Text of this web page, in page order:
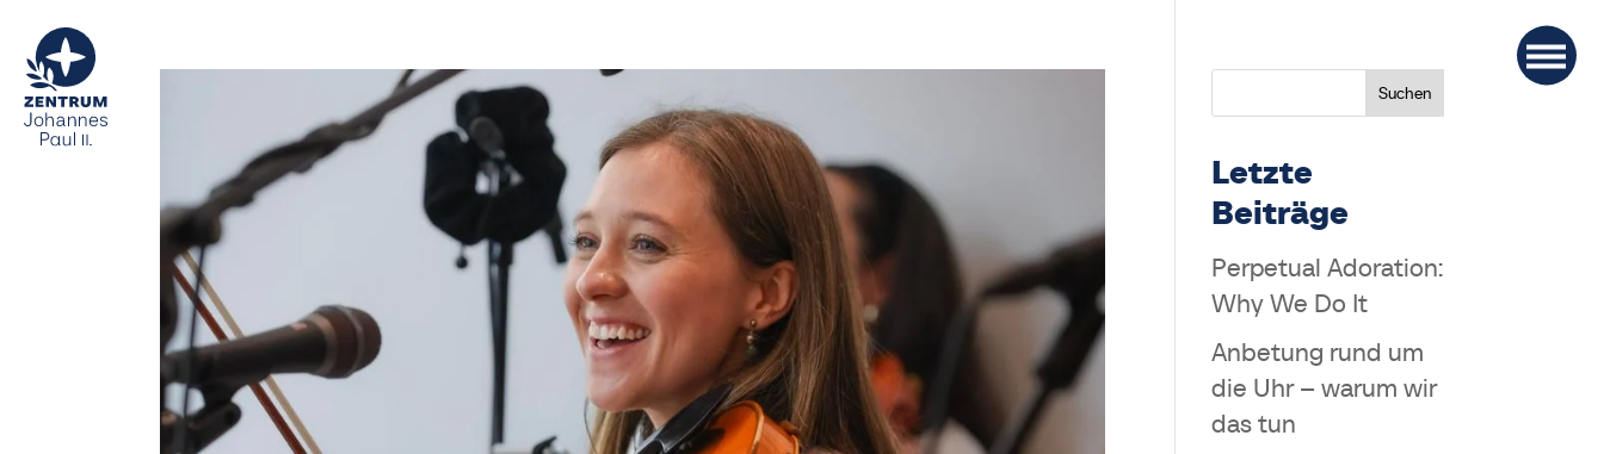
Suchen
Letzte
Beiträge
Perpetual Adoration:
Why We Do It
Anbetung rund um
die Uhr – warum wir
das tun